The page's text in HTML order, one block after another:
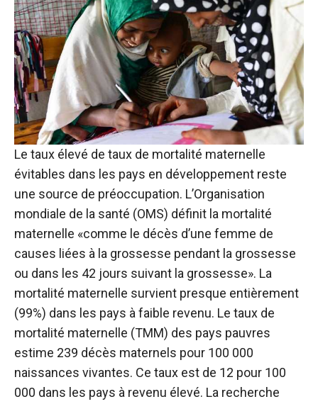
Le taux élevé de taux de mortalité maternelle
évitables dans les pays en développement reste
une source de préoccupation. L’Organisation
mondiale de la santé (OMS) définit la mortalité
maternelle «comme le décès d’une femme de
causes liées à la grossesse pendant la grossesse
ou dans les 42 jours suivant la grossesse». La
mortalité maternelle survient presque entièrement
(99%) dans les pays à faible revenu. Le taux de
mortalité maternelle (TMM) des pays pauvres
estime 239 décès maternels pour 100 000
naissances vivantes. Ce taux est de 12 pour 100
000 dans les pays à revenu élevé. La recherche